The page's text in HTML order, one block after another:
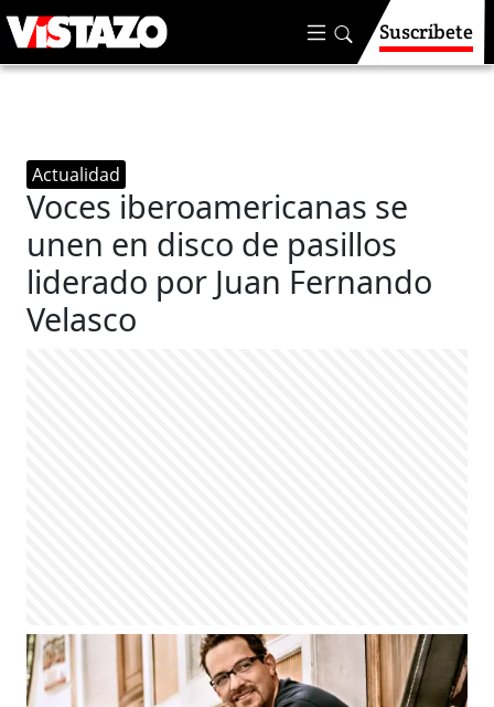
Suscríbete
Actualidad
Voces iberoamericanas se
unen en disco de pasillos
liderado por Juan Fernando
Velasco